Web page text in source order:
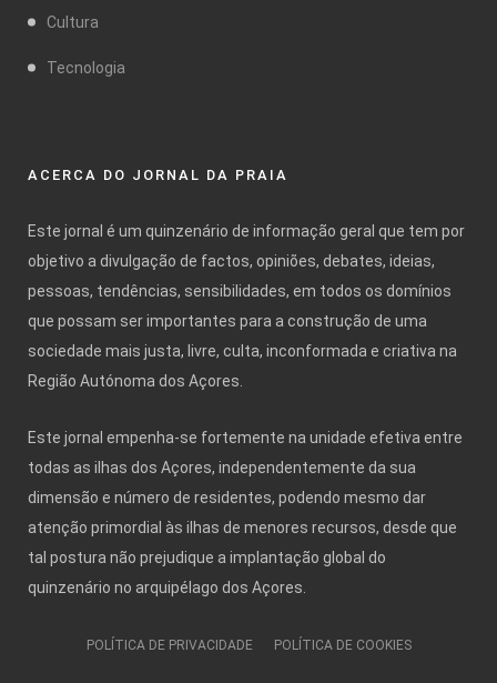
Cultura
Tecnologia
ACERCA DO JORNAL DA PRAIA
Este jornal é um quinzenário de informação geral que tem por
objetivo a divulgação de factos, opiniões, debates, ideias,
pessoas, tendências, sensibilidades, em todos os domínios
que possam ser importantes para a construção de uma
sociedade mais justa, livre, culta, inconformada e criativa na
Região Autónoma dos Açores.
Este jornal empenha-se fortemente na unidade efetiva entre
todas as ilhas dos Açores, independentemente da sua
dimensão e número de residentes, podendo mesmo dar
atenção primordial às ilhas de menores recursos, desde que
tal postura não prejudique a implantação global do
quinzenário no arquipélago dos Açores.
POLÍTICA DE PRIVACIDADE POLÍTICA DE COOKIES